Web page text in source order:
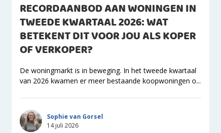
RECORDAANBOD AAN WONINGEN IN
TWEEDE KWARTAAL 2026: WAT
BETEKENT DIT VOOR JOU ALS KOPER
OF VERKOPER?
De woningmarkt is in beweging. In het tweede kwartaal
van 2026 kwamen er meer bestaande koopwoningen o...
Sophie van Gorsel
14 juli 2026